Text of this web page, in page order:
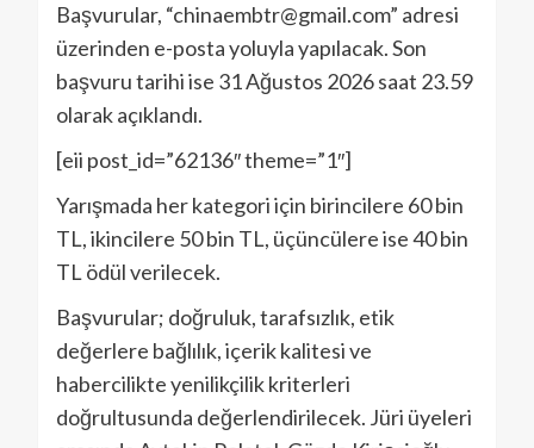
Başvurular, “chinaembtr@gmail.com” adresi
üzerinden e-posta yoluyla yapılacak. Son
başvuru tarihi ise 31 Ağustos 2026 saat 23.59
olarak açıklandı.
[eii post_id=”62136″ theme=”1″]
Yarışmada her kategori için birincilere 60 bin
TL, ikincilere 50 bin TL, üçüncülere ise 40 bin
TL ödül verilecek.
Başvurular; doğruluk, tarafsızlık, etik
değerlere bağlılık, içerik kalitesi ve
habercilikte yenilikçilik kriterleri
doğrultusunda değerlendirilecek. Jüri üyeleri